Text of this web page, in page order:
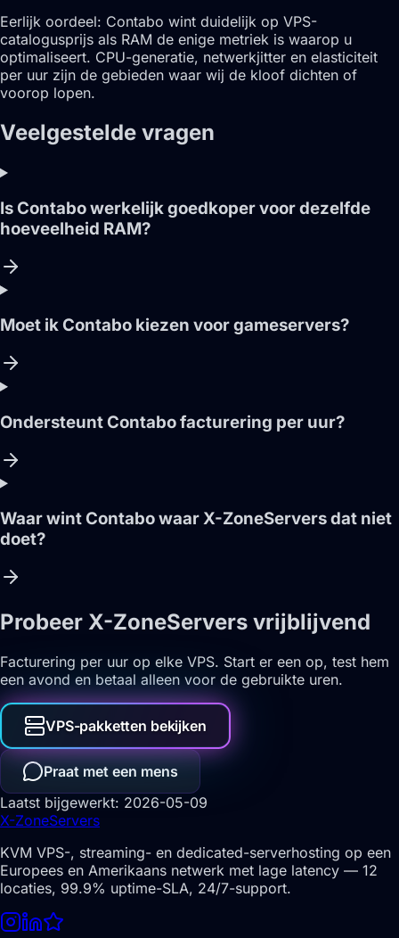
Eerlijk oordeel: Contabo wint duidelijk op VPS-
catalogusprijs als RAM de enige metriek is waarop u
optimaliseert. CPU-generatie, netwerkjitter en elasticiteit
per uur zijn de gebieden waar wij de kloof dichten of
voorop lopen.
Veelgestelde vragen
Is Contabo werkelijk goedkoper voor dezelfde
hoeveelheid RAM?
Moet ik Contabo kiezen voor gameservers?
Ondersteunt Contabo facturering per uur?
Waar wint Contabo waar X-ZoneServers dat niet
doet?
Probeer X-ZoneServers vrijblijvend
Facturering per uur op elke VPS. Start er een op, test hem
een avond en betaal alleen voor de gebruikte uren.
VPS-pakketten bekijken
Praat met een mens
Laatst bijgewerkt: 2026-05-09
X-ZoneServers
KVM VPS-, streaming- en dedicated-serverhosting op een
Europees en Amerikaans netwerk met lage latency — 12
locaties, 99.9% uptime-SLA, 24/7-support.